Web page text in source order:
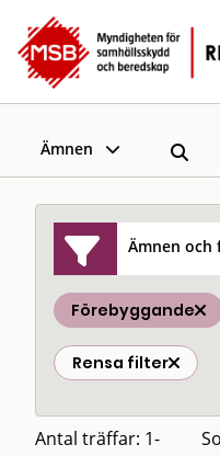
Ämnen
Ämnen och
Förebyggande
Rensa filter
Antal träffar: 1-